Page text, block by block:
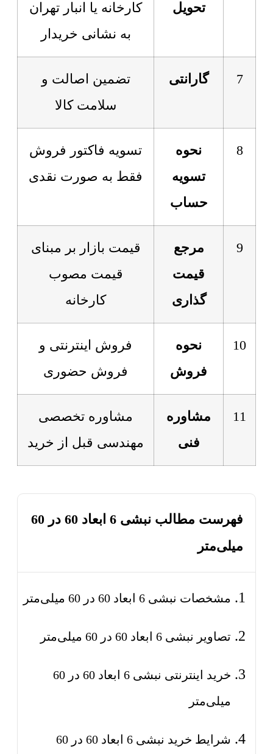
تحویل
کارخانه یا انبار تهران
به نشانی خریدار
7 گارانتی
تضمین اصالت و
سلامت کالا
8
نحوه
تسویه
حساب
تسویه فاکتور فروش
فقط به صورت نقدی
9
مرجع
قیمت
گذاری
قیمت بازار بر مبنای
قیمت مصوب
کارخانه
10
نحوه
فروش
فروش اینترنتی و
فروش حضوری
11
مشاوره
فنی
مشاوره تخصصی
مهندسی قبل از خرید
فهرست مطالب نبشی 6 ابعاد 60 در 60
میلی‌متر
مشخصات نبشی 6 ابعاد 60 در 60 میلی‌متر
تصاویر نبشی 6 ابعاد 60 در 60 میلی‌متر
خرید اینترنتی نبشی 6 ابعاد 60 در 60
میلی‌متر
شرایط خرید نبشی 6 ابعاد 60 در 60